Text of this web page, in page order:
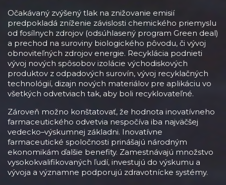
Očakávaný zvýšený tlak na znižovanie emisií
predpokladá zníženie závislosti chemického priemyslu
od fosílnych zdrojov (odsúhlasený program Green deal)
a prechod na suroviny biologického pôvodu, či vývoj
obnoviteľných zdrojov energie. Recyklácia podnieti
vývoj nových spôsobov izolácie východiskových
produktov z odpadových surovín, vývoj recyklačných
technológií, dizajn nových materiálov pre aplikáciu vo
všetkých odvetviach tak, aby boli recyklovateľné.
Zároveň možno konštatovať, že hodnota inovatívneho
farmaceutického odvetvia nespočíva iba najväčšej
vedecko–výskumnej základni. Inovatívne
farmaceutické spoločnosti prinášajú národným
ekonomikám ďalšie benefity. Zamestnávajú množstvo
vysokokvalifikovaných ľudí, investujú do výskumu a
vývoja a významne podporujú zdravotnícke systémy.